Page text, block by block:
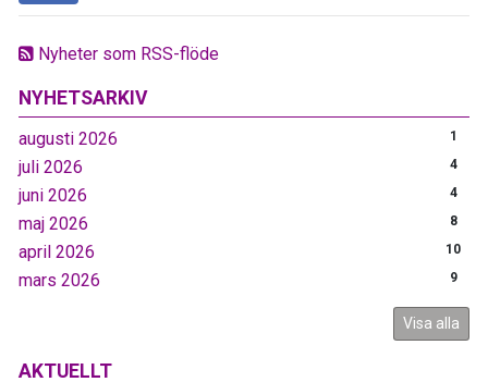
Nyheter som RSS-flöde
NYHETSARKIV
augusti 2026 1
juli 2026 4
juni 2026 4
maj 2026 8
april 2026 10
mars 2026 9
Visa alla
AKTUELLT